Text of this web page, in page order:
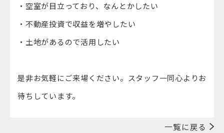
・空室が目立っており、なんとかしたい
・不動産投資で収益を増やしたい
・土地があるので活用したい
是非お気軽にご来場ください。スタッフ一同心よりお
待ちしています。
一覧に戻る